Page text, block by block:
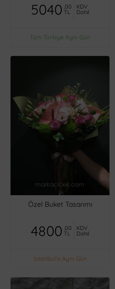
5040 ,00
TL
KDV
Dahil
Tüm Türkiye Aynı Gün
Özel Buket Tasarımı
4800 ,00
TL
KDV
Dahil
İstanbul'a Aynı Gün